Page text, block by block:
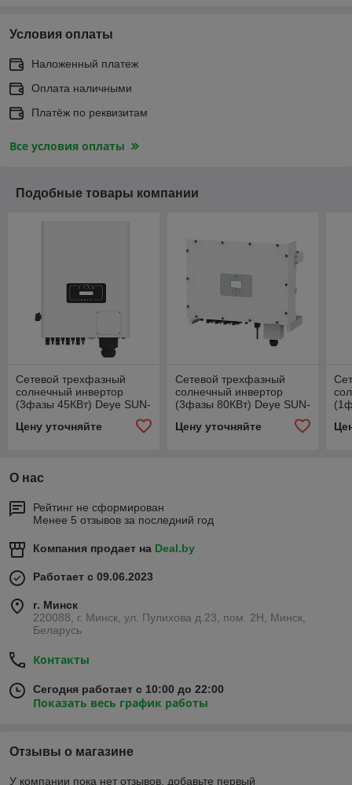
Условия оплаты
Наложенный платеж
Оплата наличными
Платёж по реквизитам
Все условия оплаты
Подобные товары компании
Сетевой трехфазный
солнечный инвертор
(3фазы 45КВт) Deye SUN-
Цену уточняйте
Сетевой трехфазный
солнечный инвертор
(3фазы 80КВт) Deye SUN-
Цену уточняйте
О нас
Рейтинг не сформирован
Менее 5 отзывов за последний год
Компания продает на Deal.by
Работает с 09.06.2023
г. Минск
220088, г. Минск, ул. Пулихова д.23, пом. 2Н, Минск,
Беларусь
Контакты
Сегодня работает с 10:00 до 22:00
Показать весь график работы
Отзывы о магазине
У компании пока нет отзывов, добавьте первый